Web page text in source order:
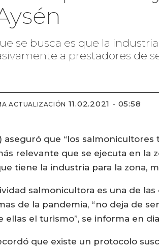
se busca es que la
a prestadores de
ACTUALIZACIÓN 11.02.2021 - 05:58
aseguró que “los
relevante que se ejecuta en la
tiene la industria para la zona,
salmonicultora es una de
de la pandemia, “no deja de
ellas el turismo”, se informa en
que existe un protocolo